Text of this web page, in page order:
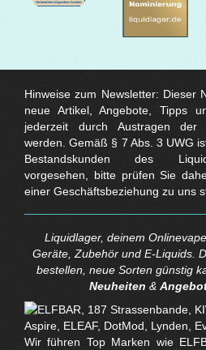
Hinweise zum Newsletter: Dieser
neue Artikel, Angebote, Tipps
jederzeit durch Austragen der
werden. Gemäß § 7 Abs. 3 UWG
Bestandskunden des
vorgesehen, bitte prüfen Sie
einer Geschäftsbeziehung zu uns
Liquidlager, deinem
Geräte, Zubehör und E-Liquids.
bestellen, neue Sorten günstig
Neuheiten &
Wir führen Top Marken wie